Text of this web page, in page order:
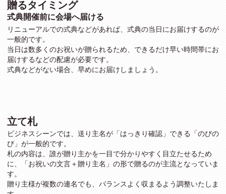
贈るタイミング
式典開催前に会場へ届ける
リニューアルでの式典などがあれば、式典の当日にお届けするのが
一般的です。
当日は数多くのお祝いが贈られるため、できるだけ早い時間帯にお
届けするなどの配慮が必要です。
式典などがない場合、早めにお届けしましょう。
立て札
ビジネスシーンでは、送り主名が「はっきり確認」できる「のびの
び」が一般的です。
札の内容は、誰が贈り主かを一目で分かりやすく目立たせるため
に、「お祝いの文言＋贈り主名」の形で贈るのが主流となっていま
す。
贈り主様が複数の連名でも、バランスよく収まるよう調整いたしま